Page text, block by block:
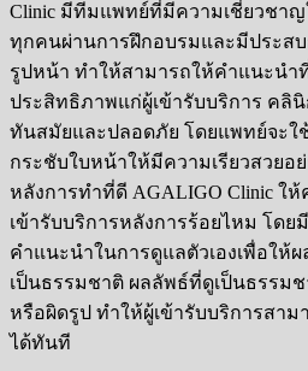
Clinic มีทีมแพทย์ที่มีความเชี่ยวชาญ
ทุกคนผ่านการฝึกอบรมและมีประส
รูปหน้า ทำให้สามารถให้คำแนะนำ
ประสิทธิภาพแก่ผู้เข้ารับบริการ คลิ
ทันสมัยและปลอดภัย โดยแพทย์จะใ
กระชับใบหน้าให้มีความเรียวสวยอ
หลังการทำที่ดี AGALIGO Clinic ให้
เข้ารับบริการหลังการร้อยไหม โด
คำแนะนำในการดูแลตัวเองเพื่อให้
เป็นธรรมชาติ ผลลัพธ์ที่ดูเป็นธรรม
หรือผิดรูป ทำให้ผู้เข้ารับบริการสา
ได้ทันที